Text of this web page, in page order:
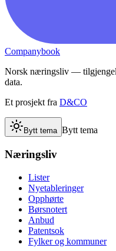
Companybook
Norsk næringsliv —
data.
Et prosjekt fra D&CO
Bytt tema Bytt tema
Næringsliv
Lister
Nyetableringer
Opphørte
Børsnotert
Anbud
Patentsok
Fylker og kommuner